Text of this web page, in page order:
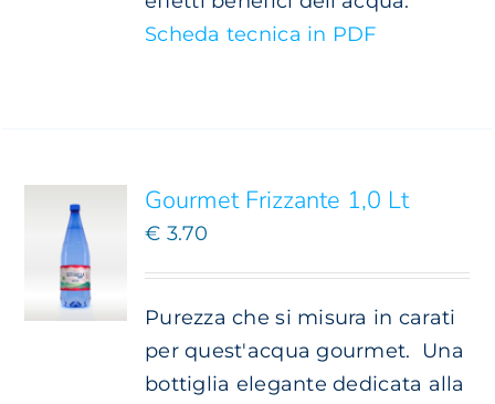
Scheda tecnica in PDF
PIÙ
VARIANTI.
LE
OPZIONI
POSSONO
ESSERE
Gourmet Frizzante 1,0 Lt
€ 3.70
Purezza che si misura in carati
per quest'acqua gourmet.
Una
bottiglia elegante dedicata alla